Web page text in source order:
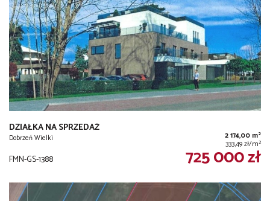
DZIAŁKA NA SPRZEDAŻ
Dobrzeń Wielki 2 174,00 m2
333,49 zł/m2
FMN-GS-1388 725 000 zł